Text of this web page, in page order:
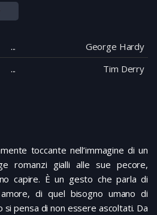
George Hardy
Tim Derry
toccante nell’immagine di un
romanzi gialli alle sue pecore,
capire. È un gesto che parla di
di quel bisogno umano di
si pensa di non essere ascoltati. Da